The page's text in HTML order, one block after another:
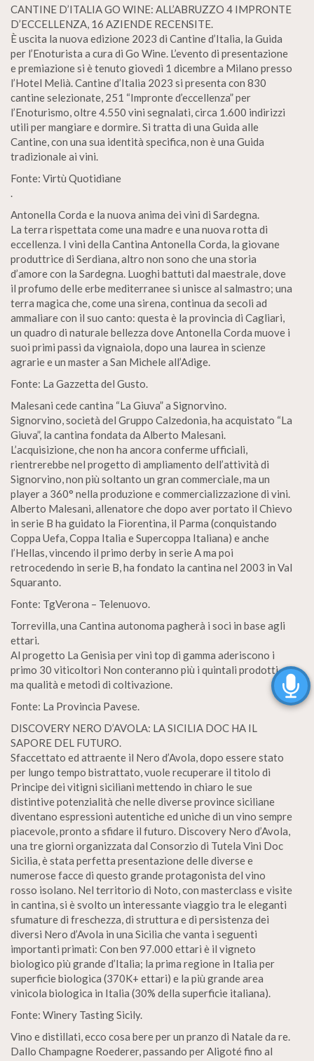
CANTINE D’ITALIA GO WINE: ALL’ABRUZZO 4 IMPRONTE
D’ECCELLENZA, 16 AZIENDE RECENSITE.
È uscita la nuova edizione 2023 di Cantine d’Italia, la Guida
per l’Enoturista a cura di Go Wine. L’evento di presentazione
e premiazione si è tenuto giovedì 1 dicembre a Milano presso
l’Hotel Melià. Cantine d’Italia 2023 si presenta con 830
cantine selezionate, 251 “Impronte d’eccellenza” per
l’Enoturismo, oltre 4.550 vini segnalati, circa 1.600 indirizzi
utili per mangiare e dormire. Si tratta di una Guida alle
Cantine, con una sua identità specifica, non è una Guida
tradizionale ai vini.
Fonte: Virtù Quotidiane
.
Antonella Corda e la nuova anima dei vini di Sardegna.
La terra rispettata come una madre e una nuova rotta di
eccellenza. I vini della Cantina Antonella Corda, la giovane
produttrice di Serdiana, altro non sono che una storia
d’amore con la Sardegna. Luoghi battuti dal maestrale, dove
il profumo delle erbe mediterranee si unisce al salmastro; una
terra magica che, come una sirena, continua da secoli ad
ammaliare con il suo canto: questa è la provincia di Cagliari,
un quadro di naturale bellezza dove Antonella Corda muove i
suoi primi passi da vignaiola, dopo una laurea in scienze
agrarie e un master a San Michele all’Adige.
Fonte: La Gazzetta del Gusto.
Malesani cede cantina “La Giuva” a Signorvino.
Signorvino, società del Gruppo Calzedonia, ha acquistato “La
Giuva”, la cantina fondata da Alberto Malesani.
L’acquisizione, che non ha ancora conferme ufficiali,
rientrerebbe nel progetto di ampliamento dell’attività di
Signorvino, non più soltanto un gran commerciale, ma un
player a 360° nella produzione e commercializzazione di vini.
Alberto Malesani, allenatore che dopo aver portato il Chievo
in serie B ha guidato la Fiorentina, il Parma (conquistando
Coppa Uefa, Coppa Italia e Supercoppa Italiana) e anche
l’Hellas, vincendo il primo derby in serie A ma poi
retrocedendo in serie B, ha fondato la cantina nel 2003 in Val
Squaranto.
Fonte: TgVerona – Telenuovo.
Torrevilla, una Cantina autonoma pagherà i soci in base agli
ettari.
Al progetto La Genisia per vini top di gamma aderiscono i
primo 30 viticoltori Non conteranno più i quintali prodotti
ma qualità e metodi di coltivazione.
Fonte: La Provincia Pavese.
DISCOVERY NERO D’AVOLA: LA SICILIA DOC HA IL
SAPORE DEL FUTURO.
Sfaccettato ed attraente il Nero d’Avola, dopo essere stato
per lungo tempo bistrattato, vuole recuperare il titolo di
Principe dei vitigni siciliani mettendo in chiaro le sue
distintive potenzialità che nelle diverse province siciliane
diventano espressioni autentiche ed uniche di un vino sempre
piacevole, pronto a sfidare il futuro. Discovery Nero d’Avola,
una tre giorni organizzata dal Consorzio di Tutela Vini Doc
Sicilia, è stata perfetta presentazione delle diverse e
numerose facce di questo grande protagonista del vino
rosso isolano. Nel territorio di Noto, con masterclass e visite
in cantina, si è svolto un interessante viaggio tra le eleganti
sfumature di freschezza, di struttura e di persistenza dei
diversi Nero d’Avola in una Sicilia che vanta i seguenti
importanti primati: Con ben 97.000 ettari è il vigneto
biologico più grande d’Italia; la prima regione in Italia per
superficie biologica (370K+ ettari) e la più grande area
vinicola biologica in Italia (30% della superficie italiana).
Fonte: Winery Tasting Sicily.
Vino e distillati, ecco cosa bere per un pranzo di Natale da re.
Dallo Champagne Roederer, passando per Aligoté fino al